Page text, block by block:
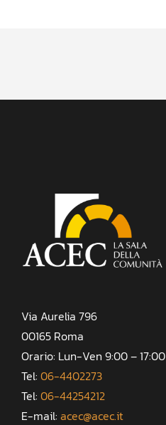
Via Aurelia 796
00165 Roma
Orario: Lun-Ven 9:00 – 17:00
Tel: 06-4402273
Tel: 06-44254212
E-mail: acec@acec.it